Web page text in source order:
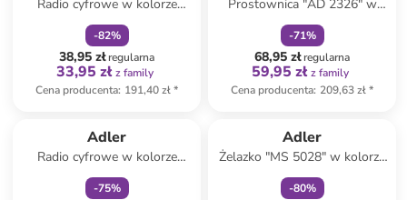
Radio cyfrowe w kolorze
biało-czarnym
-82%
38,95 złregularna
33,95 zł z family
Cena producenta: 191,40 zł*
Prostownica "AD 2326" w
kolorze białym
-71%
68,95 złregularna
59,95 zł z family
Cena producenta: 209,63 zł*
Adler
Radio cyfrowe w kolorze
biało-czarnym
-75%
Adler
Żelazko "MS 5028" w kolorze
jasnoróżowym
-80%